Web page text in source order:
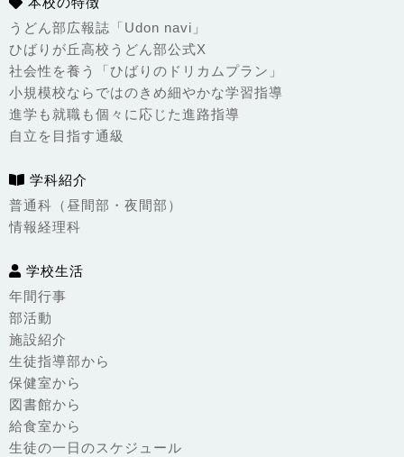
うどん部広報誌「Udon navi」
ひばりが丘高校うどん部公式X
社会性を養う「ひばりのドリカムプラン」
小規模校ならではのきめ細やかな学習指導
進学も就職も個々に応じた進路指導
自立を目指す通級
学科紹介
普通科（昼間部・夜間部）
情報経理科
学校生活
年間行事
部活動
施設紹介
生徒指導部から
保健室から
図書館から
給食室から
生徒の一日のスケジュール